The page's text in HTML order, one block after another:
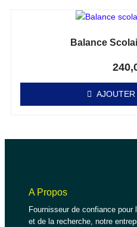
Balance
AJOUTER
A Propos
Fournisseur de confiance
et de la recherche, notre